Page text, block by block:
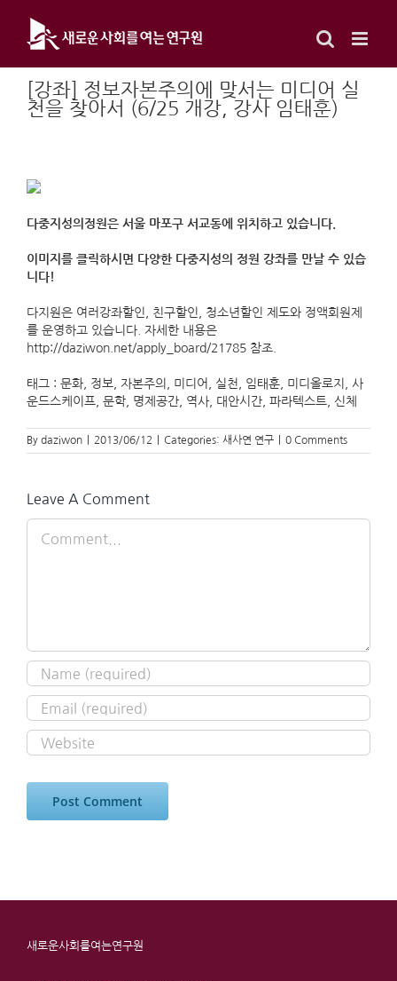
content
[강좌] 정보자본주의에 맞서는 미디어 실
천을 찾아서 (6/25 개강, 강사 임태훈)
다중지성의정원은 서울 마포구 서교동에 위치하고 있습니다.
이미지를 클릭하시면 다양한 다중지성의 정원 강좌를 만날 수 있습
니다!
다지원은 여러강좌할인, 친구할인, 청소년할인 제도와 정액회원제
를 운영하고 있습니다. 자세한 내용은
http://daziwon.net/apply_board/21785 참조.
태그 : 문화, 정보, 자본주의, 미디어, 실천, 임태훈, 미디올로지, 사
운드스케이프, 문학, 명제공간, 역사, 대안시간, 파라텍스트, 신체
By daziwon 2013/06/12 Categories: 새사연 연구 0 Comments
Leave A Comment
새로운사회를여는연구원